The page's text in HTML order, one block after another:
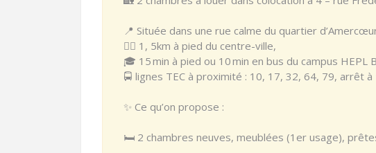
📍 Située dans une rue calme du quartier
🚶‍♂️ 1, 5km à pied du centre-ville,
🎓 15 min à pied ou 10 min en bus du campus HEPL
🚍 lignes TEC à proximité : 10, 17, 32, 64, 79, arrêt à
✨ Ce qu’on propose :
🛏️ 2 chambres neuves, meublées (1er usage),